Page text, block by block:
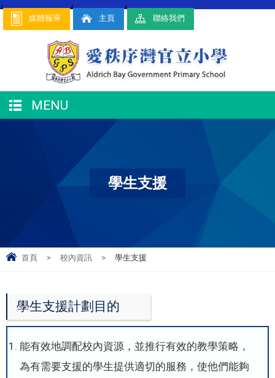
媒體報導 主頁 聯絡我們
MENU
學生支援
首頁 > 校內資訊 > 學生支援
學生支援計劃目的
能有效地調配校內資源，並推行有效的教學策略，
為有需要支援的學生提供適切的服務，使他們能夠